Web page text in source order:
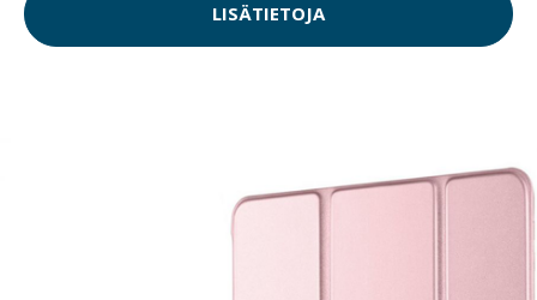
LISÄTIETOJA